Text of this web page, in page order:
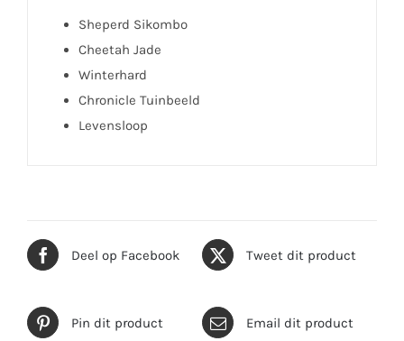
Sheperd Sikombo
Cheetah Jade
Winterhard
Chronicle Tuinbeeld
Levensloop
Deel op Facebook Tweet dit product
Pin dit product Email dit product